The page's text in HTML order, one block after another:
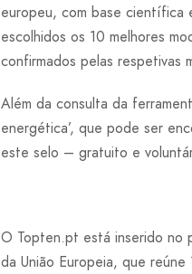
europeu, com base científica
escolhidos os 10 melhores
confirmados pelas respetivas
Além da consulta da
energética’, que pode ser
este selo – gratuito e
O Topten.pt está inserido no
da União Europeia, que